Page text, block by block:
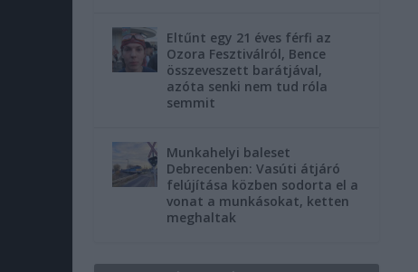
Eltűnt egy 21 éves férfi az
Ozora Fesztiválról, Bence
összeveszett barátjával,
azóta senki nem tud róla
semmit
Munkahelyi baleset
Debrecenben: Vasúti átjáró
felújítása közben sodorta el a
vonat a munkásokat, ketten
meghaltak